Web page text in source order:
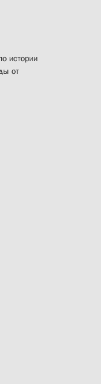
истории
от